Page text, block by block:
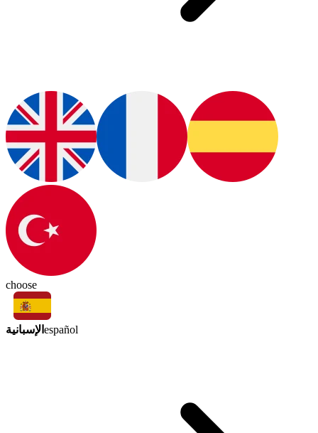
choose
الإسبانية español